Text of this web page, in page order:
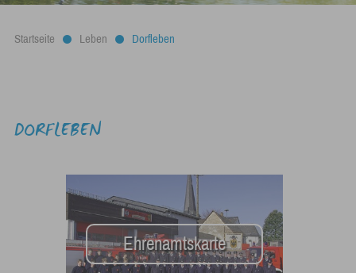
Startseite Leben Dorfleben
DORFLEBEN
Ehrenamtskarte